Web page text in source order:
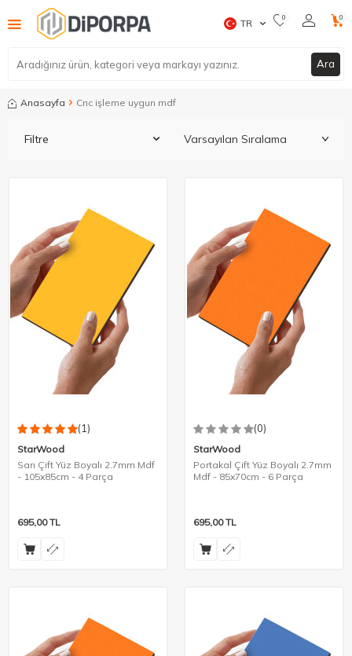
Ara
TR 0 0
Anasayfa Cnc işleme uygun mdf
Filtre
(1)
StarWood
Sarı Çift Yüz Boyalı 2.7mm Mdf
- 105x85cm - 4 Parça
695,00TL
(0)
StarWood
Portakal Çift Yüz Boyalı 2.7mm
Mdf - 85x70cm - 6 Parça
695,00TL